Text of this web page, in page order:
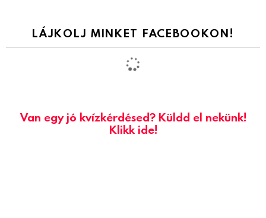
LÁJKOLJ MINKET FACEBOOKON!
Van egy jó kvízkérdésed? Küldd el nekünk!
Klikk ide!